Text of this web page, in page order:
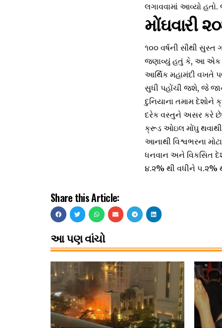
લગાવવામાં આવ્યો
મોંઘવારી
૧૦૦ વર્ષની સૌથી સુસ્ત
જણાવ્યું હતું કે, આ એક
આર્થિક મહામંદી વખતે
સુધી પહોંચી જશે, જે
દુનિયાના તમામ દેશોને
દરેક વસ્તુને અસર કરે
ક્રૂડ ઓઇલ મોંઘુ થવાથી
આનાથી વિશ્વભરના
ધનવાન અને વિકસિત
૪.૨% થી વધીને ૫.૨%
Share this Article:
આ પણ વાંચો